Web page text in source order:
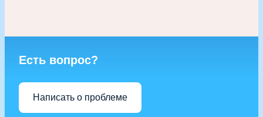
Есть вопрос?
Написать о проблеме